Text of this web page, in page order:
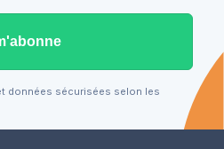
données sécurisées selon les